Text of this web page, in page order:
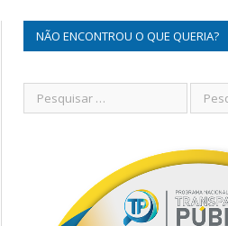
NÃO ENCONTROU O QUE QUERIA?